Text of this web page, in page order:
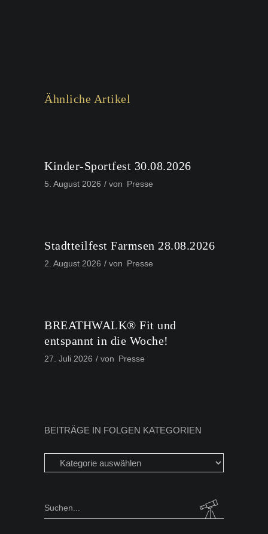
Ähnliche Artikel
Kinder-Sportfest 30.08.2026
5. August 2026 von Presse
Stadtteilfest Farmsen 28.08.2026
2. August 2026 von Presse
BREATHWALK® Fit und
entspannt in die Woche!
27. Juli 2026 von Presse
BEITRÄGE IN FOLGEN KATEGORIEN
Beiträge
in
Kategorien
Search